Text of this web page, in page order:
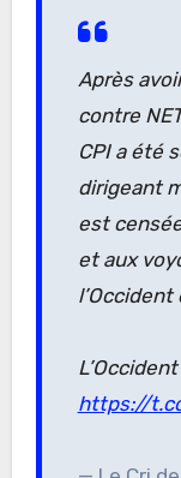
Après
contre
CPI a été
dirigeant
est
et aux
https://